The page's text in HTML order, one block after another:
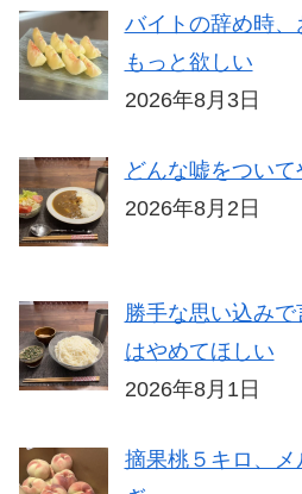
バイトの辞め時
もっと欲しい
2026年8月3日
どんな嘘をつい
2026年8月2日
勝手な思い込み
はやめてほしい
2026年8月1日
摘果桃５キロ、